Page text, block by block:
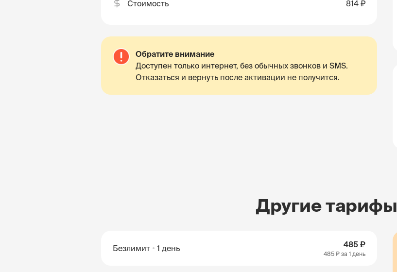
Стоимость 814 ₽
Обратите внимание
Доступен только интернет, без обычных звонков и SMS.
Отказаться и вернуть после активации не получится.
Другие тарифы
Безлимит 1 день 485 ₽
485 ₽ за 1 день